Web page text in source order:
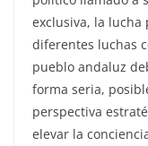
exclusiva, la lucha
diferentes luchas
pueblo andaluz
forma seria,
perspectiva
elevar la